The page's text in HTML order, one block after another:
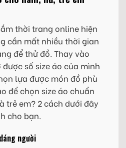
thời trang online hiện
cần mất nhiều thời gian
để thử đồ. Thay vào
số size áo của mình
lựa được món đồ phù
để chọn size áo chuẩn
trẻ em? 2 cách dưới đây
cho bạn.
người